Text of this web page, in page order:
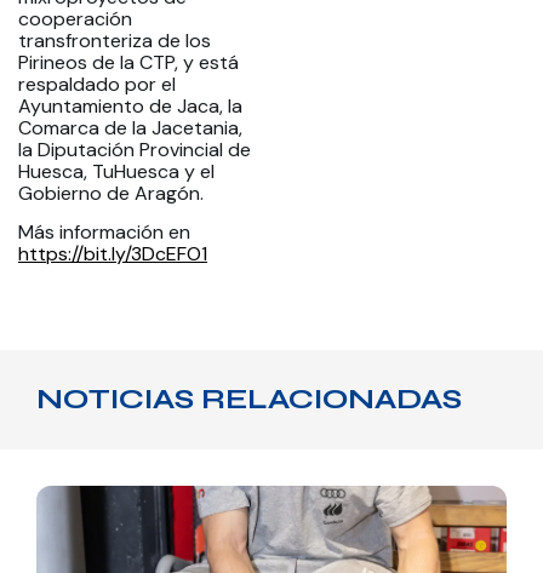
cooperación
transfronteriza de los
Pirineos de la CTP, y está
respaldado por el
Ayuntamiento de Jaca, la
Comarca de la Jacetania,
la Diputación Provincial de
Huesca, TuHuesca y el
Gobierno de Aragón.
Más información en
https://bit.ly/3DcEFO1
NOTICIAS RELACIONADAS